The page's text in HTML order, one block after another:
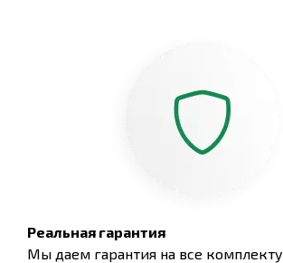
Реальная гарантия
Мы даем гарантия на все